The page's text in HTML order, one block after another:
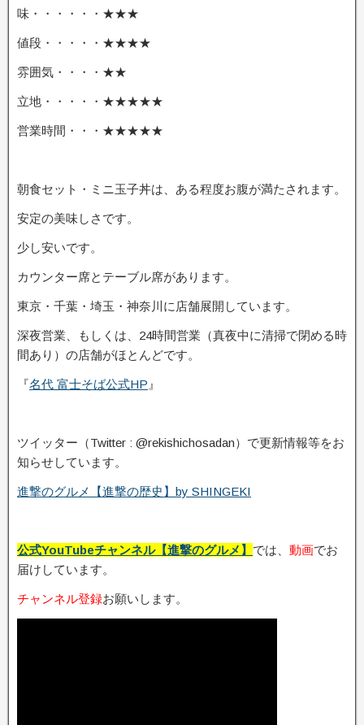
味・・・・・・★★★
値段・・・・・★★★★
雰囲気・・・・★★
立地・・・・・★★★★★
営業時間・・・★★★★★
朝食セット・ミニ玉子丼は、ある程度お腹が満たされます。
安定の美味しさです。
少し安いです。
カウンター席とテーブル席があります。
東京・千葉・埼玉・神奈川に店舗展開しています。
深夜営業、もしくは、24時間営業（真夜中に清掃で閉める時
間あり）の店舗がほとんどです。
『名代 富士そば公式HP 』
ツイッター（Twitter : @rekishichosadan）で更新情報等をお
知らせしています。
進撃のグルメ【進撃の歴史】by SHINGEKI
公式YouTubeチャンネル【進撃のグルメ】 では、 動画でお
届けしています。
チャンネル登録お願いします。